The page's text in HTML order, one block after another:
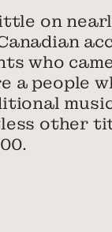
on
who
a people
other